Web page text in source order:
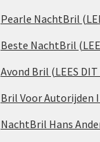
Pearle NachtBril
Beste NachtBril
Avond Bril (LEES DIT
Bril Voor Autorijden
NachtBril Hans